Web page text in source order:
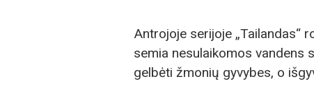
Antrojoje serijoje „Tailandas“
semia nesulaikomos vandens
gelbėti žmonių gyvybes, o